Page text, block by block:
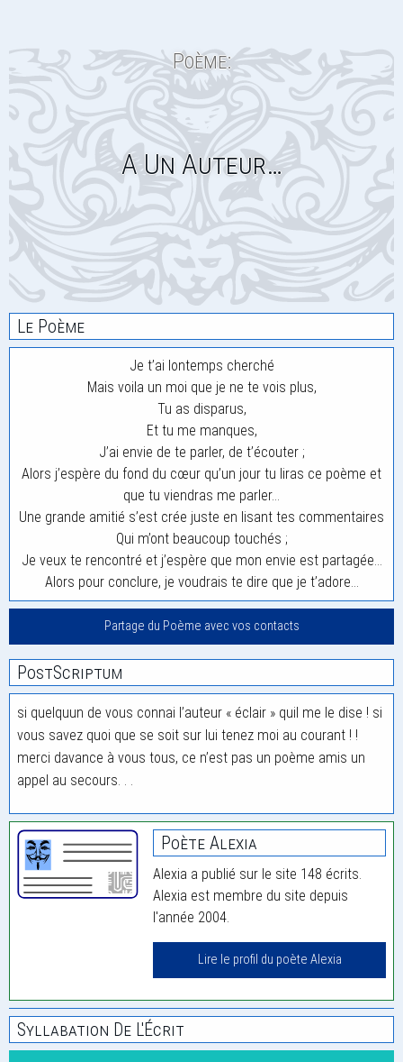
Poème:
A Un Auteur…
Le Poème
Je t’ai lontemps cherché
Mais voila un moi que je ne te vois plus,
Tu as disparus,
Et tu me manques,
J’ai envie de te parler, de t’écouter ;
Alors j’espère du fond du cœur qu’un jour tu liras ce poème et
que tu viendras me parler…
Une grande amitié s’est crée juste en lisant tes commentaires
Qui m’ont beaucoup touchés ;
Je veux te rencontré et j’espère que mon envie est partagée…
Alors pour conclure, je voudrais te dire que je t’adore…
Partage du Poème avec vos contacts
PostScriptum
si quelquun de vous connai l’auteur « éclair » quil me le dise ! si
vous savez quoi que se soit sur lui tenez moi au courant ! !
merci davance à vous tous, ce n’est pas un poème amis un
appel au secours. . .
Poète Alexia
Alexia a publié sur le site 148 écrits.
Alexia est membre du site depuis
l'année 2004.
Lire le profil du poète Alexia
Syllabation De L'Écrit